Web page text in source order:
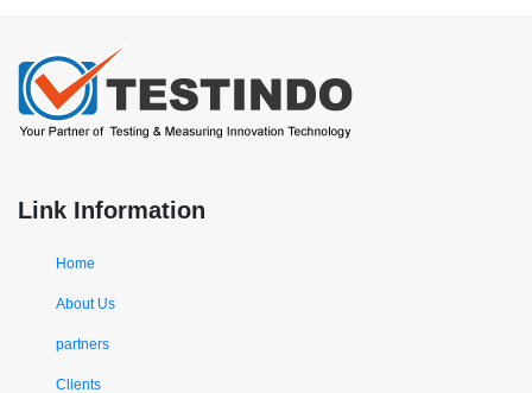
Link Information
Home
About Us
partners
Clients